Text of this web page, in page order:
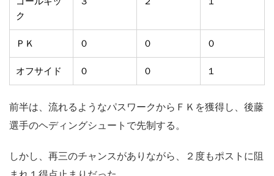
ク
ＰＫ ０ ０ ０
オフサイド ０ ０ １
前半は、流れるようなパスワークからＦＫを獲得し、後藤
選手のヘディングシュートで先制する。
しかし、再三のチャンスがありながら、２度もポストに阻